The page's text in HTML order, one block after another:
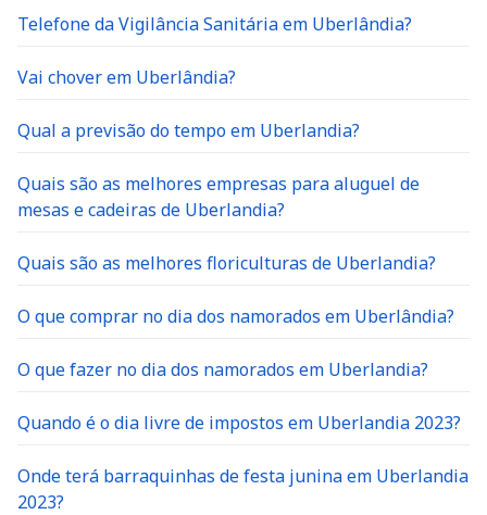
Telefone da Vigilância Sanitária em Uberlândia?
Vai chover em Uberlândia?
Qual a previsão do tempo em Uberlandia?
Quais são as melhores empresas para aluguel de
mesas e cadeiras de Uberlandia?
Quais são as melhores floriculturas de Uberlandia?
O que comprar no dia dos namorados em Uberlândia?
O que fazer no dia dos namorados em Uberlandia?
Quando é o dia livre de impostos em Uberlandia 2023?
Onde terá barraquinhas de festa junina em Uberlandia
2023?